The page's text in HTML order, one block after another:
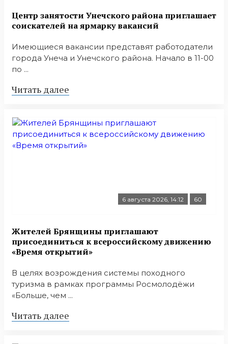
Центр занятости Унечского района приглашает
соискателей на ярмарку вакансий
Имеющиеся вакансии представят работодатели
города Унеча и Унечского района. Начало в 11-00
по ...
Читать далее
6 августа 2026, 14:12 60
Жителей Брянщины приглашают
присоединиться к всероссийскому движению
«Время открытий»
В целях возрождения системы походного
туризма в рамках программы Росмолодёжи
«Больше, чем ...
Читать далее